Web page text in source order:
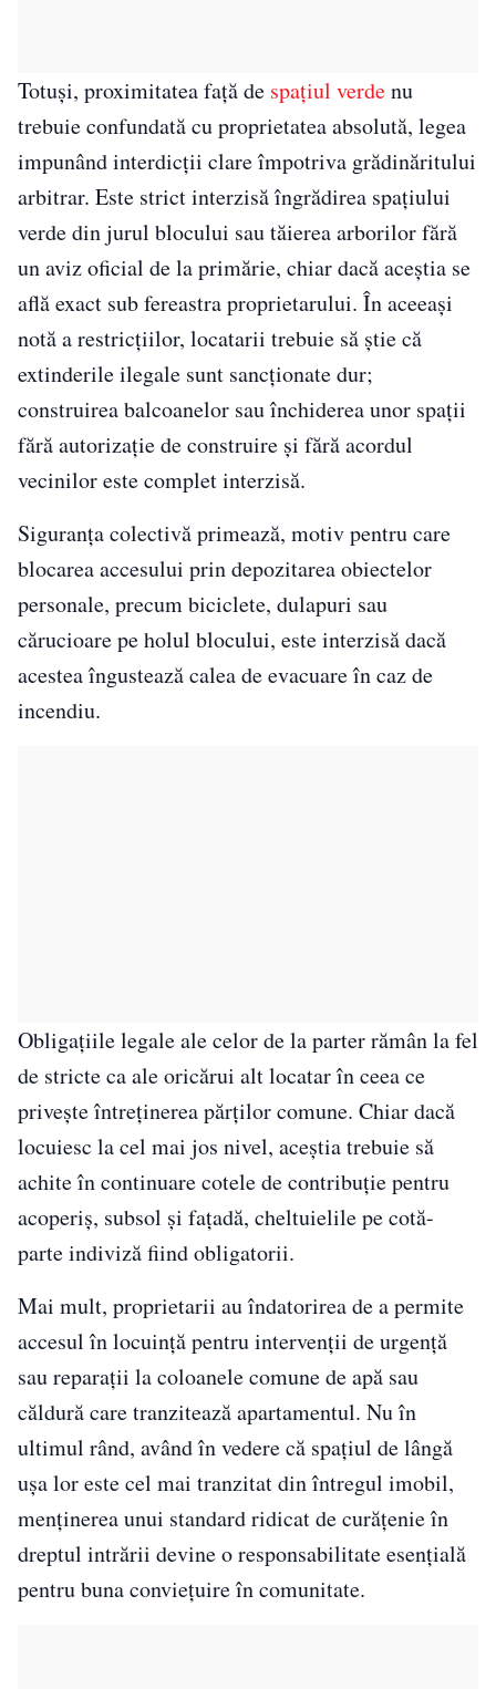
Totuși, proximitatea față de spațiul verdenu
trebuie confundată cu proprietatea absolută, legea
impunând interdicții clare împotriva grădinăritului
arbitrar. Este strict interzisă îngrădirea spațiului
verde din jurul blocului sau tăierea arborilor fără
un aviz oficial de la primărie, chiar dacă aceștia se
află exact sub fereastra proprietarului. În aceeași
notă a restricțiilor, locatarii trebuie să știe că
extinderile ilegale sunt sancționate dur;
construirea balcoanelor sau închiderea unor spații
fără autorizație de construire și fără acordul
vecinilor este complet interzisă.
Siguranța colectivă primează, motiv pentru care
blocarea accesului prin depozitarea obiectelor
personale, precum biciclete, dulapuri sau
cărucioare pe holul blocului, este interzisă dacă
acestea îngustează calea de evacuare în caz de
incendiu.
Obligațiile legale ale celor de la parter rămân la fel
de stricte ca ale oricărui alt locatar în ceea ce
privește întreținerea părților comune. Chiar dacă
locuiesc la cel mai jos nivel, aceștia trebuie să
achite în continuare cotele de contribuție pentru
acoperiș, subsol și fațadă, cheltuielile pe cotă-
parte indiviză fiind obligatorii.
Mai mult, proprietarii au îndatorirea de a permite
accesul în locuință pentru intervenții de urgență
sau reparații la coloanele comune de apă sau
căldură care tranzitează apartamentul. Nu în
ultimul rând, având în vedere că spațiul de lângă
ușa lor este cel mai tranzitat din întregul imobil,
menținerea unui standard ridicat de curățenie în
dreptul intrării devine o responsabilitate esențială
pentru buna conviețuire în comunitate.